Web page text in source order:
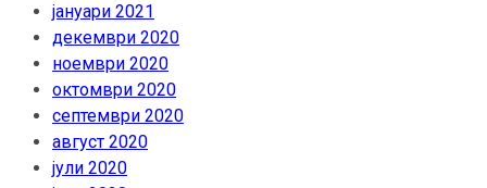
јануари 2021
декември 2020
ноември 2020
октомври 2020
септември 2020
август 2020
јули 2020